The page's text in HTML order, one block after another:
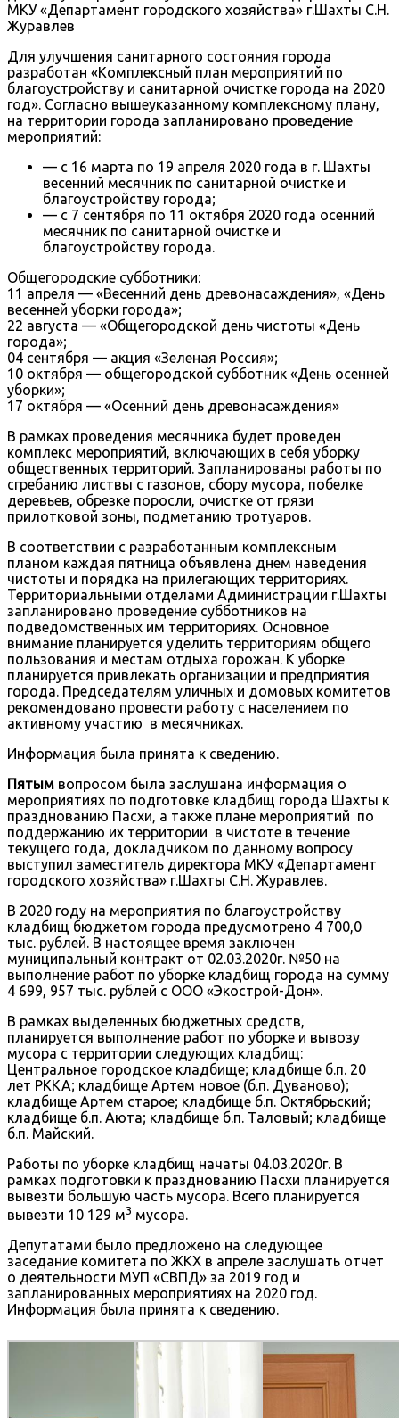
МКУ «Департамент городского хозяйства» г.Шахты С.Н.
Журавлев
Для улучшения санитарного состояния города
разработан «Комплексный план мероприятий по
благоустройству и санитарной очистке города на 2020
год». Согласно вышеуказанному комплексному плану,
на территории города запланировано проведение
мероприятий:
— с 16 марта по 19 апреля 2020 года в г. Шахты
весенний месячник по санитарной очистке и
благоустройству города;
— с 7 сентября по 11 октября 2020 года осенний
месячник по санитарной очистке и
благоустройству города.
Общегородские субботники:
11 апреля — «Весенний день древонасаждения», «День
весенней уборки города»;
22 августа — «Общегородской день чистоты «День
города»;
04 сентября — акция «Зеленая Россия»;
10 октября — общегородской субботник «День осенней
уборки»;
17 октября — «Осенний день древонасаждения»
В рамках проведения месячника будет проведен
комплекс мероприятий, включающих в себя уборку
общественных территорий. Запланированы работы по
сгребанию листвы с газонов, сбору мусора, побелке
деревьев, обрезке поросли, очистке от грязи
прилотковой зоны, подметанию тротуаров.
В соответствии с разработанным комплексным
планом каждая пятница объявлена днем наведения
чистоты и порядка на прилегающих территориях.
Территориальными отделами Администрации г.Шахты
запланировано проведение субботников на
подведомственных им территориях. Основное
внимание планируется уделить территориям общего
пользования и местам отдыха горожан. К уборке
планируется привлекать организации и предприятия
города. Председателям уличных и домовых комитетов
рекомендовано провести работу с населением по
активному участию в месячниках.
Информация была принята к сведению.
Пятым вопросом была заслушана информация о
мероприятиях по подготовке кладбищ города Шахты к
празднованию Пасхи, а также плане мероприятий по
поддержанию их территории в чистоте в течение
текущего года, докладчиком по данному вопросу
выступил заместитель директора МКУ «Департамент
городского хозяйства» г.Шахты С.Н. Журавлев.
В 2020 году на мероприятия по благоустройству
кладбищ бюджетом города предусмотрено 4 700,0
тыс. рублей. В настоящее время заключен
муниципальный контракт от 02.03.2020г. №50 на
выполнение работ по уборке кладбищ города на сумму
4 699, 957 тыс. рублей с ООО «Экострой-Дон».
В рамках выделенных бюджетных средств,
планируется выполнение работ по уборке и вывозу
мусора с территории следующих кладбищ:
Центральное городское кладбище; кладбище б.п. 20
лет РККА; кладбище Артем новое (б.п. Дуваново);
кладбище Артем старое; кладбище б.п. Октябрьский;
кладбище б.п. Аюта; кладбище б.п. Таловый; кладбище
б.п. Майский.
Работы по уборке кладбищ начаты 04.03.2020г. В
рамках подготовки к празднованию Пасхи планируется
вывезти большую часть мусора. Всего планируется
вывезти 10 129 м3 мусора.
Депутатами было предложено на следующее
заседание комитета по ЖКХ в апреле заслушать отчет
о деятельности МУП «СВПД» за 2019 год и
запланированных мероприятиях на 2020 год.
Информация была принята к сведению.